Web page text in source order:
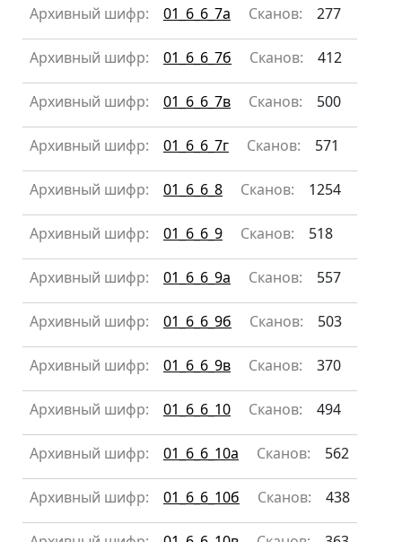
Архивный шифр: 01_6_6_7а Сканов: 277
Архивный шифр: 01_6_6_7б Сканов: 412
Архивный шифр: 01_6_6_7в Сканов: 500
Архивный шифр: 01_6_6_7г Сканов: 571
Архивный шифр: 01_6_6_8 Сканов: 1254
Архивный шифр: 01_6_6_9 Сканов: 518
Архивный шифр: 01_6_6_9а Сканов: 557
Архивный шифр: 01_6_6_9б Сканов: 503
Архивный шифр: 01_6_6_9в Сканов: 370
Архивный шифр: 01_6_6_10 Сканов: 494
Архивный шифр: 01_6_6_10а Сканов: 562
Архивный шифр: 01_6_6_10б Сканов: 438